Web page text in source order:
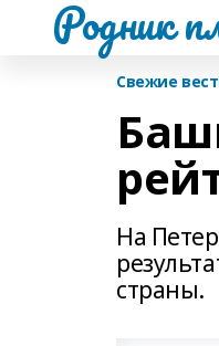
Родник
Свежие
На
страны.